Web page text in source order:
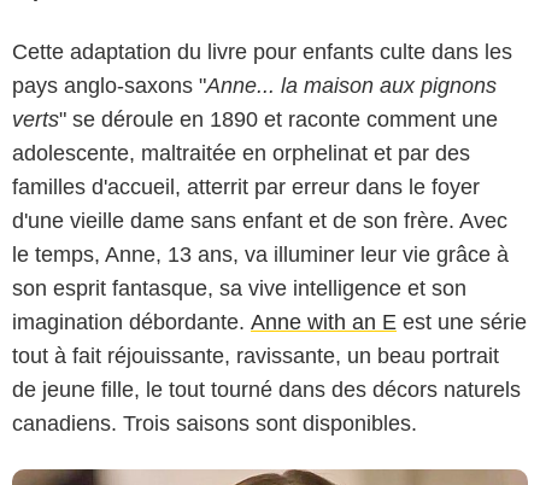
Cette adaptation du livre pour enfants culte dans les
pays anglo-saxons "Anne... la maison aux pignons
verts" se déroule en 1890 et raconte comment une
adolescente, maltraitée en orphelinat et par des
familles d'accueil, atterrit par erreur dans le foyer
d'une vieille dame sans enfant et de son frère. Avec
le temps, Anne, 13 ans, va illuminer leur vie grâce à
son esprit fantasque, sa vive intelligence et son
imagination débordante. Anne with an E est une série
tout à fait réjouissante, ravissante, un beau portrait
de jeune fille, le tout tourné dans des décors naturels
canadiens. Trois saisons sont disponibles.